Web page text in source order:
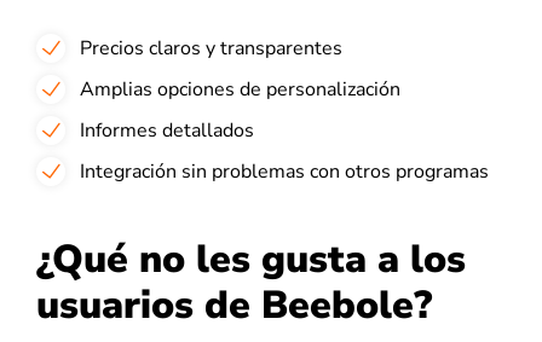
Precios claros y transparentes
Amplias opciones de personalización
Informes detallados
Integración sin problemas con otros programas
¿Qué no les gusta a los
usuarios de Beebole?